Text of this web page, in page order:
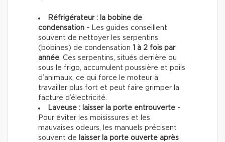
Réfrigérateur : la bobine de
condensation - Les guides conseillent
souvent de nettoyer les serpentins
(bobines) de condensation
1 à 2 fois par
année. Ces serpentins, situés derrière ou
sous le frigo, accumulent poussière et poils
d’animaux, ce qui force le moteur à
travailler plus fort et peut faire grimper la
facture d’électricité.
Laveuse : laisser la porte entrouverte -
Pour éviter les moisissures et les
mauvaises odeurs, les manuels précisent
souvent de
laisser la porte ouverte après